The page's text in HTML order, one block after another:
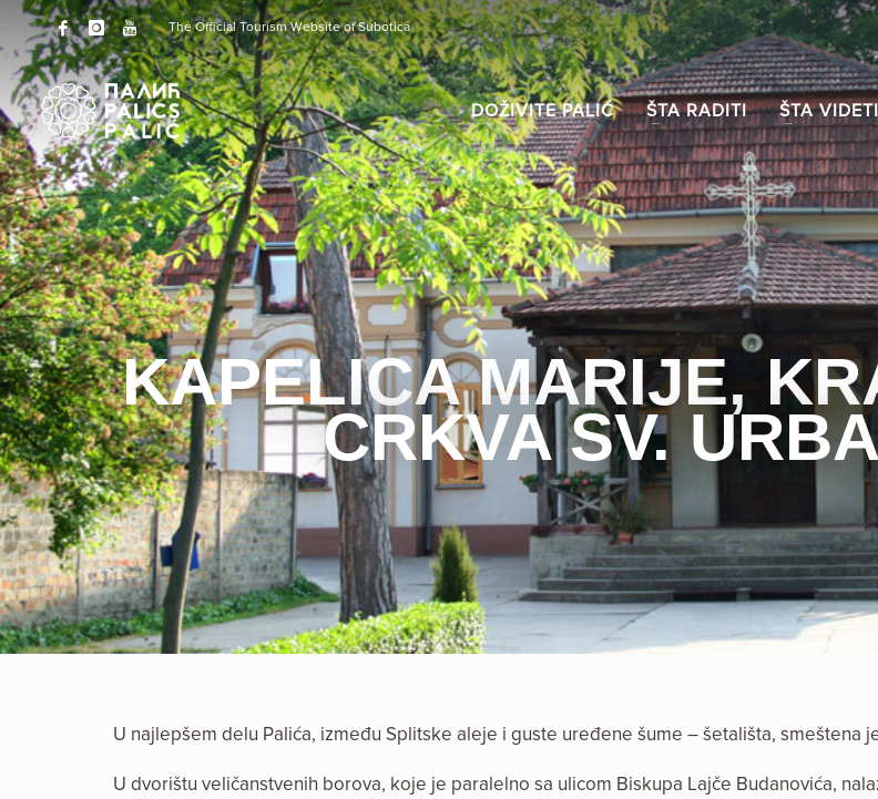
The Official Tourism Website of Subotica
DOŽIVITE PALIĆ ŠTA RADITI ŠTA VIDETI
KAPELICA MARIJE,
CRKVA SV.
U najlepšem delu Palića, između Splitske aleje i guste uređene šume – šetališta, smeštena
U dvorištu veličanstvenih borova, koje je paralelno sa ulicom Biskupa Lajče Budanovića,